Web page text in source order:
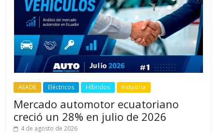
AEADE Eléctricos Híbridos Industria
Mercado automotor ecuatoriano
creció un 28% en julio de 2026
4 de agosto de 2026